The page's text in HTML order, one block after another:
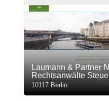
Laumann & Partner
Rechtsanwälte
10117 Berlin